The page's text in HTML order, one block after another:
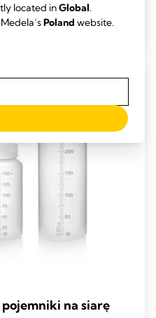
na siarę
located inGlobal.
Poland website.